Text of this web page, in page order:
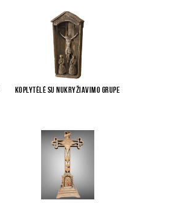
Koplytėlė su Nukryžiavimo grupe